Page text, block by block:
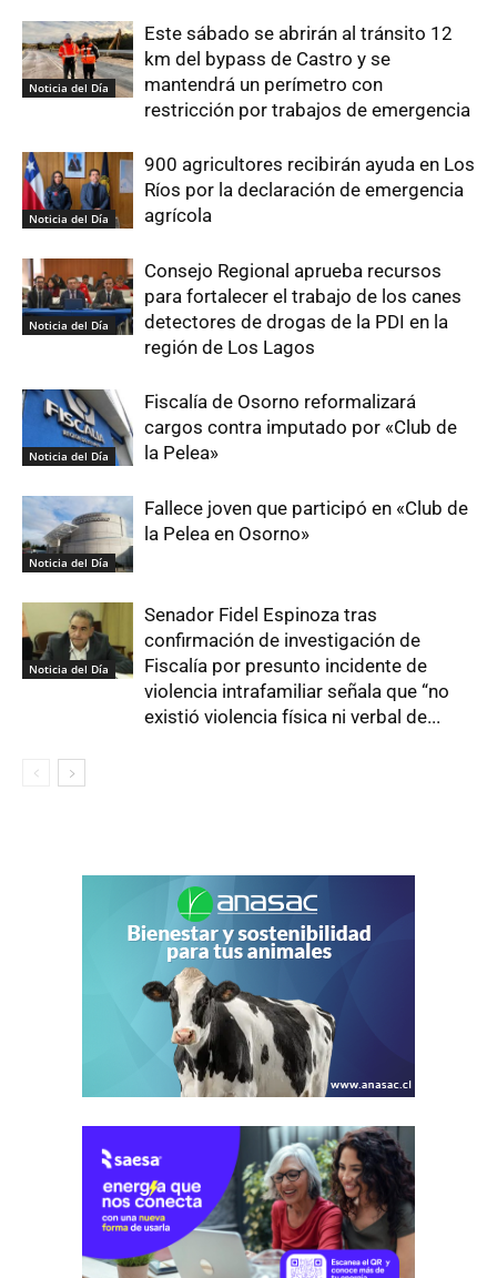
Noticia del Día
Este sábado se abrirán al tránsito 12
km del bypass de Castro y se
mantendrá un perímetro con
restricción por trabajos de emergencia
Noticia del Día
900 agricultores recibirán ayuda en Los
Ríos por la declaración de emergencia
agrícola
Noticia del Día
Consejo Regional aprueba recursos
para fortalecer el trabajo de los canes
detectores de drogas de la PDI en la
región de Los Lagos
Noticia del Día
Fiscalía de Osorno reformalizará
cargos contra imputado por «Club de
la Pelea»
Noticia del Día
Fallece joven que participó en «Club de
la Pelea en Osorno»
Noticia del Día
Senador Fidel Espinoza tras
confirmación de investigación de
Fiscalía por presunto incidente de
violencia intrafamiliar señala que “no
existió violencia física ni verbal de...